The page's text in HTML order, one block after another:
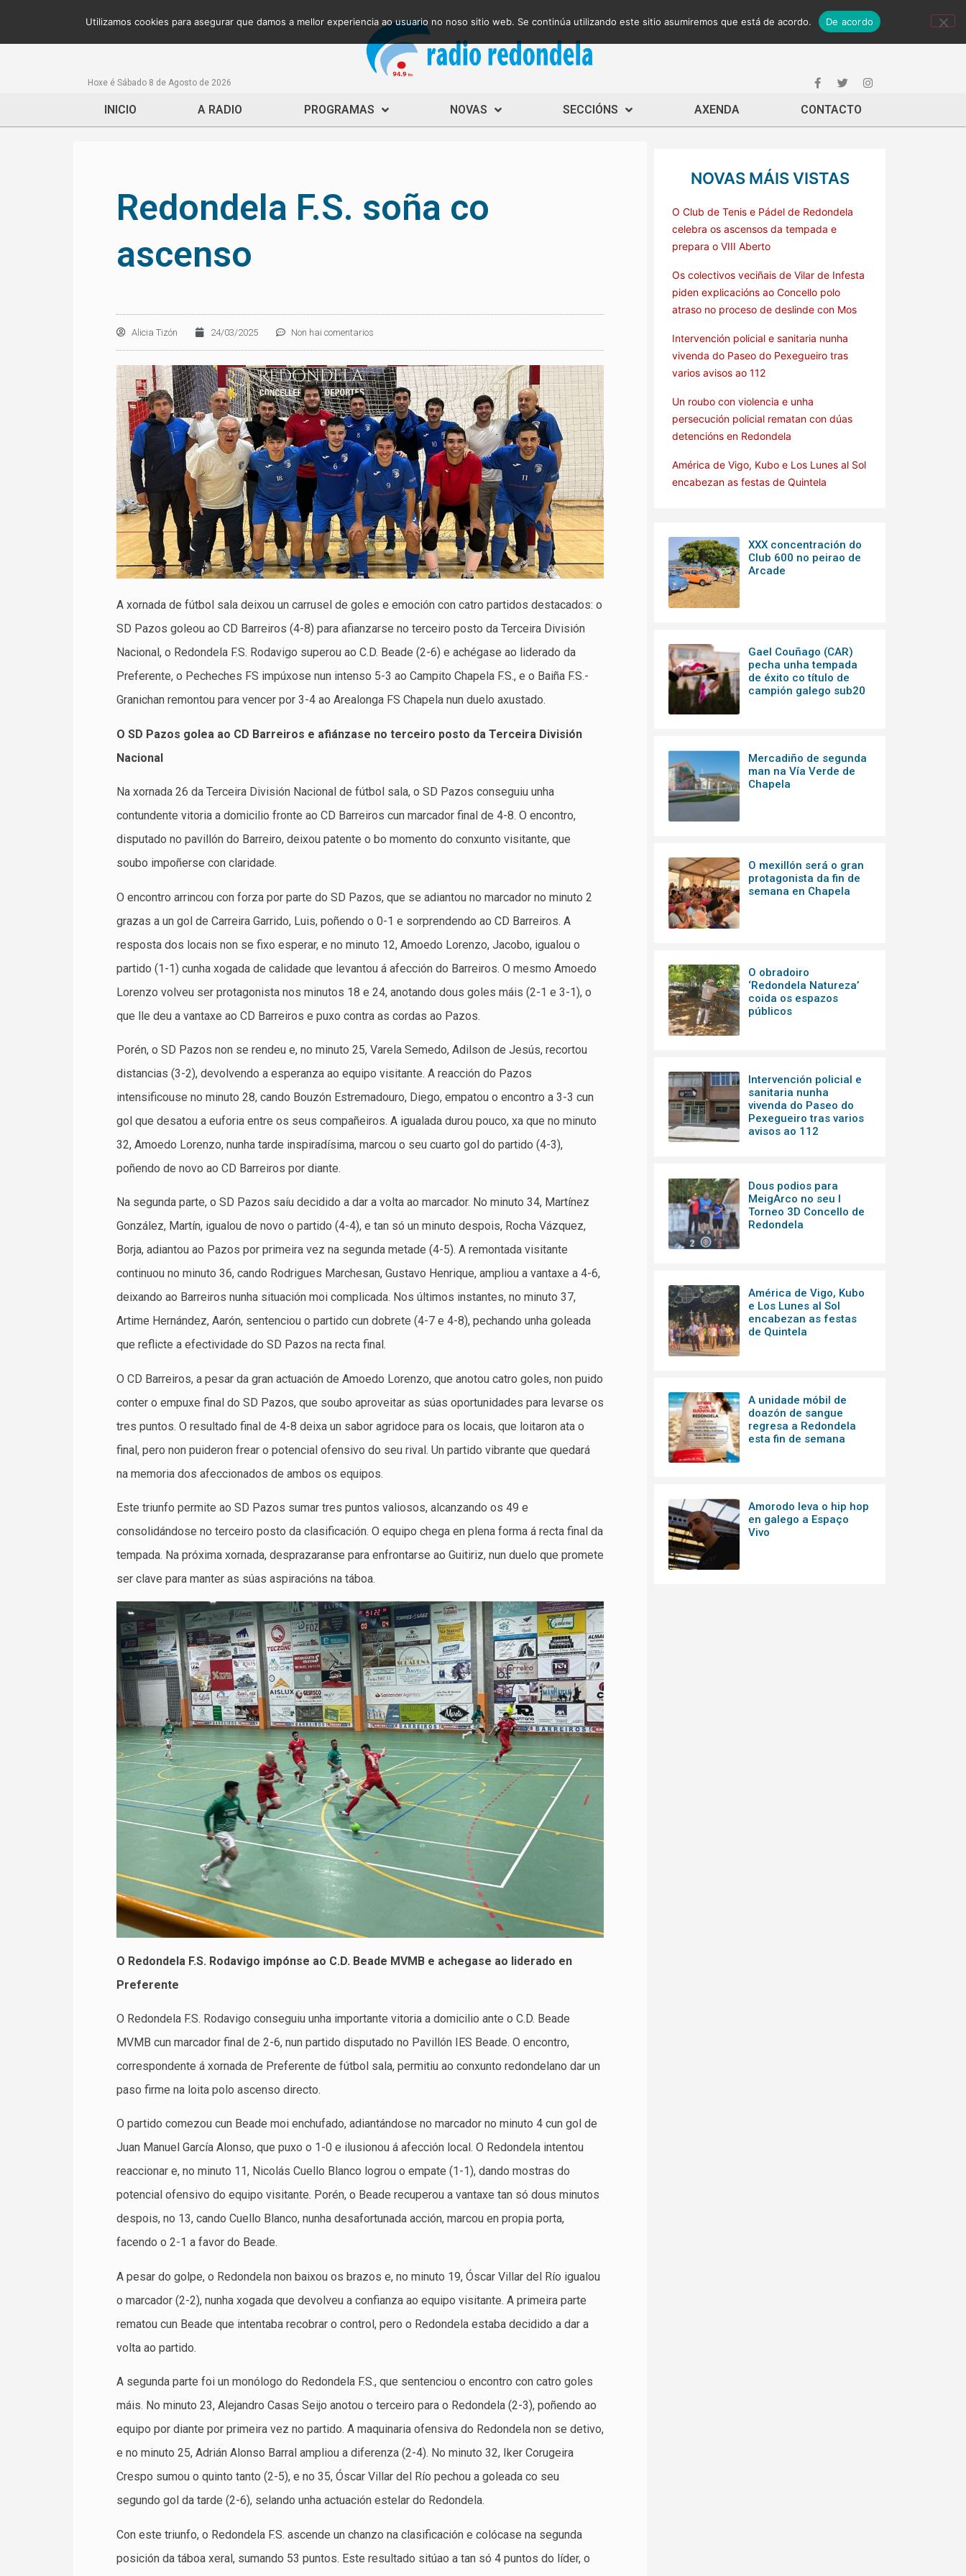
Hoxe é Sábado 8 de Agosto de 2026
INICIO A RADIO PROGRAMAS NOVAS SECCIÓNS AXENDA CONTACTO
Redondela F.S. soña co
ascenso
Alicia Tizón 24/03/2025 Non hai comentarios
A xornada de fútbol sala deixou un carrusel de goles e emoción con catro partidos destacados: o
SD Pazos goleou ao CD Barreiros (4-8) para afianzarse no terceiro posto da Terceira División
Nacional, o Redondela F.S. Rodavigo superou ao C.D. Beade (2-6) e achégase ao liderado da
Preferente, o Pecheches FS impúxose nun intenso 5-3 ao Campito Chapela F.S., e o Baiña F.S.-
Granichan remontou para vencer por 3-4 ao Arealonga FS Chapela nun duelo axustado.
O SD Pazos golea ao CD Barreiros e afiánzase no terceiro posto da Terceira División
Nacional
Na xornada 26 da Terceira División Nacional de fútbol sala, o SD Pazos conseguiu unha
contundente vitoria a domicilio fronte ao CD Barreiros cun marcador final de 4-8. O encontro,
disputado no pavillón do Barreiro, deixou patente o bo momento do conxunto visitante, que
soubo impoñerse con claridade.
O encontro arrincou con forza por parte do SD Pazos, que se adiantou no marcador no minuto 2
grazas a un gol de Carreira Garrido, Luis, poñendo o 0-1 e sorprendendo ao CD Barreiros. A
resposta dos locais non se fixo esperar, e no minuto 12, Amoedo Lorenzo, Jacobo, igualou o
partido (1-1) cunha xogada de calidade que levantou á afección do Barreiros. O mesmo Amoedo
Lorenzo volveu ser protagonista nos minutos 18 e 24, anotando dous goles máis (2-1 e 3-1), o
que lle deu a vantaxe ao CD Barreiros e puxo contra as cordas ao Pazos.
Porén, o SD Pazos non se rendeu e, no minuto 25, Varela Semedo, Adilson de Jesús, recortou
distancias (3-2), devolvendo a esperanza ao equipo visitante. A reacción do Pazos
intensificouse no minuto 28, cando Bouzón Estremadouro, Diego, empatou o encontro a 3-3 cun
gol que desatou a euforia entre os seus compañeiros. A igualada durou pouco, xa que no minuto
32, Amoedo Lorenzo, nunha tarde inspiradísima, marcou o seu cuarto gol do partido (4-3),
poñendo de novo ao CD Barreiros por diante.
Na segunda parte, o SD Pazos saíu decidido a dar a volta ao marcador. No minuto 34, Martínez
González, Martín, igualou de novo o partido (4-4), e tan só un minuto despois, Rocha Vázquez,
Borja, adiantou ao Pazos por primeira vez na segunda metade (4-5). A remontada visitante
continuou no minuto 36, cando Rodrigues Marchesan, Gustavo Henrique, ampliou a vantaxe a 4-6,
deixando ao Barreiros nunha situación moi complicada. Nos últimos instantes, no minuto 37,
Artime Hernández, Aarón, sentenciou o partido cun dobrete (4-7 e 4-8), pechando unha goleada
que reflicte a efectividade do SD Pazos na recta final.
O CD Barreiros, a pesar da gran actuación de Amoedo Lorenzo, que anotou catro goles, non puido
conter o empuxe final do SD Pazos, que soubo aproveitar as súas oportunidades para levarse os
tres puntos. O resultado final de 4-8 deixa un sabor agridoce para os locais, que loitaron ata o
final, pero non puideron frear o potencial ofensivo do seu rival. Un partido vibrante que quedará
na memoria dos afeccionados de ambos os equipos.
Este triunfo permite ao SD Pazos sumar tres puntos valiosos, alcanzando os 49 e
consolidándose no terceiro posto da clasificación. O equipo chega en plena forma á recta final da
tempada. Na próxima xornada, desprazaranse para enfrontarse ao Guitiriz, nun duelo que promete
ser clave para manter as súas aspiracións na táboa.
O Redondela F.S. Rodavigo impónse ao C.D. Beade MVMB e achegase ao liderado en
Preferente
O Redondela F.S. Rodavigo conseguiu unha importante vitoria a domicilio ante o C.D. Beade
MVMB cun marcador final de 2-6, nun partido disputado no Pavillón IES Beade. O encontro,
correspondente á xornada de Preferente de fútbol sala, permitiu ao conxunto redondelano dar un
paso firme na loita polo ascenso directo.
O partido comezou cun Beade moi enchufado, adiantándose no marcador no minuto 4 cun gol de
Juan Manuel García Alonso, que puxo o 1-0 e ilusionou á afección local. O Redondela intentou
reaccionar e, no minuto 11, Nicolás Cuello Blanco logrou o empate (1-1), dando mostras do
potencial ofensivo do equipo visitante. Porén, o Beade recuperou a vantaxe tan só dous minutos
despois, no 13, cando Cuello Blanco, nunha desafortunada acción, marcou en propia porta,
facendo o 2-1 a favor do Beade.
A pesar do golpe, o Redondela non baixou os brazos e, no minuto 19, Óscar Villar del Río igualou
o marcador (2-2), nunha xogada que devolveu a confianza ao equipo visitante. A primeira parte
rematou cun Beade que intentaba recobrar o control, pero o Redondela estaba decidido a dar a
volta ao partido.
A segunda parte foi un monólogo do Redondela F.S., que sentenciou o encontro con catro goles
máis. No minuto 23, Alejandro Casas Seijo anotou o terceiro para o Redondela (2-3), poñendo ao
equipo por diante por primeira vez no partido. A maquinaria ofensiva do Redondela non se detivo,
e no minuto 25, Adrián Alonso Barral ampliou a diferenza (2-4). No minuto 32, Iker Corugeira
Crespo sumou o quinto tanto (2-5), e no 35, Óscar Villar del Río pechou a goleada co seu
segundo gol da tarde (2-6), selando unha actuación estelar do Redondela.
Con este triunfo, o Redondela F.S. ascende un chanzo na clasificación e colócase na segunda
posición da táboa xeral, sumando 53 puntos. Este resultado sitúao a tan só 4 puntos do líder, o
NOVAS MÁIS VISTAS
O Club de Tenis e Pádel de Redondela
celebra os ascensos da tempada e
prepara o VIII Aberto
Os colectivos veciñais de Vilar de Infesta
piden explicacións ao Concello polo
atraso no proceso de deslinde con Mos
Intervención policial e sanitaria nunha
vivenda do Paseo do Pexegueiro tras
varios avisos ao 112
Un roubo con violencia e unha
persecución policial rematan con dúas
detencións en Redondela
América de Vigo, Kubo e Los Lunes al Sol
encabezan as festas de Quintela
XXX concentración do
Club 600 no peirao de
Arcade
Gael Couñago (CAR)
pecha unha tempada
de éxito co título de
campión galego sub20
Mercadiño de segunda
man na Vía Verde de
Chapela
O mexillón será o gran
protagonista da fin de
semana en Chapela
O obradoiro
‘Redondela Natureza’
coida os espazos
públicos
Intervención policial e
sanitaria nunha
vivenda do Paseo do
Pexegueiro tras varios
avisos ao 112
Dous podios para
MeigArco no seu I
Torneo 3D Concello de
Redondela
América de Vigo, Kubo
e Los Lunes al Sol
encabezan as festas
de Quintela
A unidade móbil de
doazón de sangue
regresa a Redondela
esta fin de semana
Amorodo leva o hip hop
en galego a Espaço
Vivo
Utilizamos cookies para asegurar que damos a mellor experiencia ao usuario no noso sitio web. Se continúa utilizando este sitio asumiremos que está de acordo. De acordo